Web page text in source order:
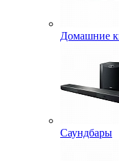
Домашние
Саундбары